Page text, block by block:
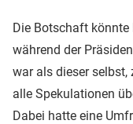
Die Botschaft könnte
während der
war als dieser
alle Spekulationen
Dabei hatte eine